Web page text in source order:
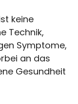
keine
Technik,
Symptome,
an das
Gesundheit